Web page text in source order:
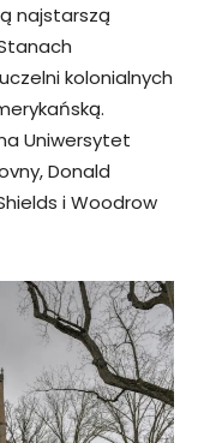
najstarszą
kolonialnych
Uniwersytet
Donald
i Woodrow